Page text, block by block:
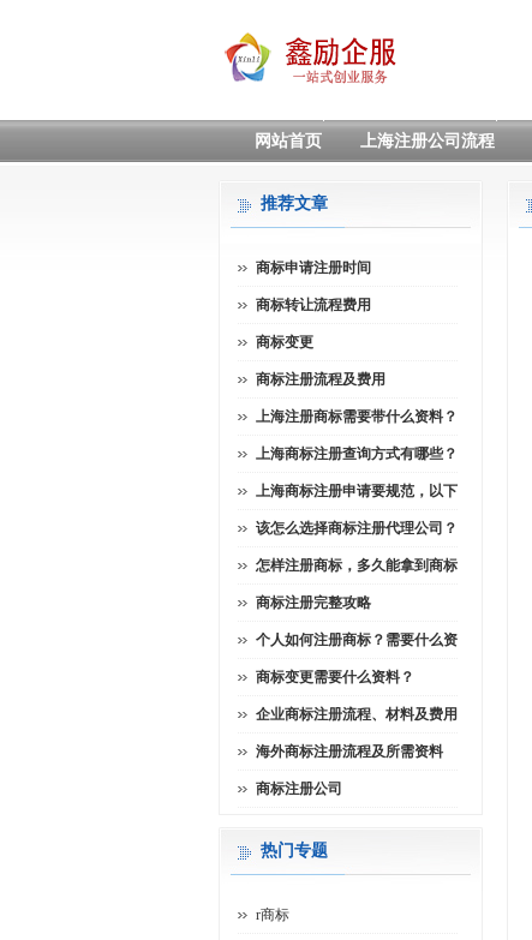
网站首页 上海注册公司流程
推荐文章
商标申请注册时间
商标转让流程费用
商标变更
商标注册流程及费用
上海注册商标需要带什么资料？
上海商标注册查询方式有哪些？
上海商标注册申请要规范，以下
该怎么选择商标注册代理公司？
怎样注册商标，多久能拿到商标
商标注册完整攻略
个人如何注册商标？需要什么资
商标变更需要什么资料？
企业商标注册流程、材料及费用
海外商标注册流程及所需资料
商标注册公司
热门专题
r商标